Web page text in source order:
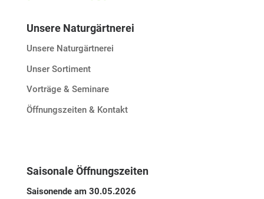
Unsere Naturgärtnerei
Unsere Naturgärtnerei
Unser Sortiment
Vorträge & Seminare
Öffnungszeiten & Kontakt
Saisonale Öffnungszeiten
Saisonende am 30.05.2026